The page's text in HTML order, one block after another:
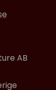
AB